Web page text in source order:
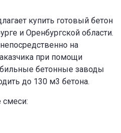
купить готовый бетон
и Оренбургской области.
на
при помощи
бетонные заводы
до 130 м3 бетона.
смеси: